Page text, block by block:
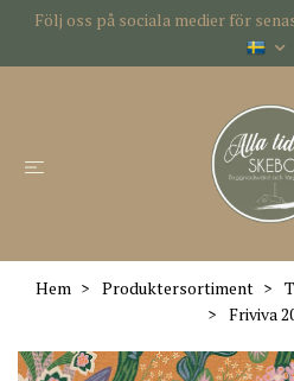
Följ oss på sociala medier för
Hem Produktersortiment
Friviva